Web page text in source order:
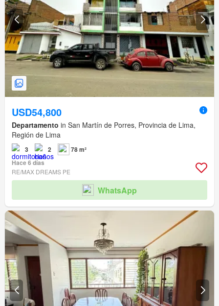
USD54,800
Departamento in San Martín de Porres, Provincia de Lima,
Región de Lima
3 2
78 m²
Hace 6 días
RE/MAX DREAMS PE
WhatsApp